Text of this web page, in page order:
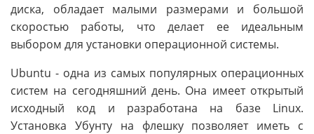
диска, обладает малыми размерами и большой
скоростью работы, что делает ее идеальным
выбором для установки операционной системы.
Ubuntu - одна из самых популярных операционных
систем на сегодняшний день. Она имеет открытый
исходный код и разработана на базе Linux.
Установка Убунту на флешку позволяет иметь с